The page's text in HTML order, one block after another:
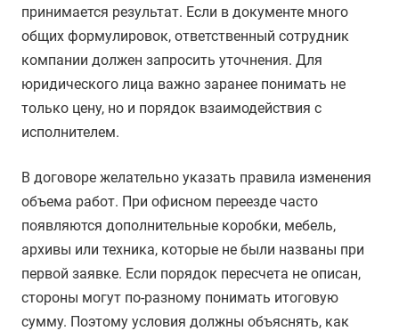
принимается результат. Если в документе много
общих формулировок, ответственный сотрудник
компании должен запросить уточнения. Для
юридического лица важно заранее понимать не
только цену, но и порядок взаимодействия с
исполнителем.
В договоре желательно указать правила изменения
объема работ. При офисном переезде часто
появляются дополнительные коробки, мебель,
архивы или техника, которые не были названы при
первой заявке. Если порядок пересчета не описан,
стороны могут по-разному понимать итоговую
сумму. Поэтому условия должны объяснять, как